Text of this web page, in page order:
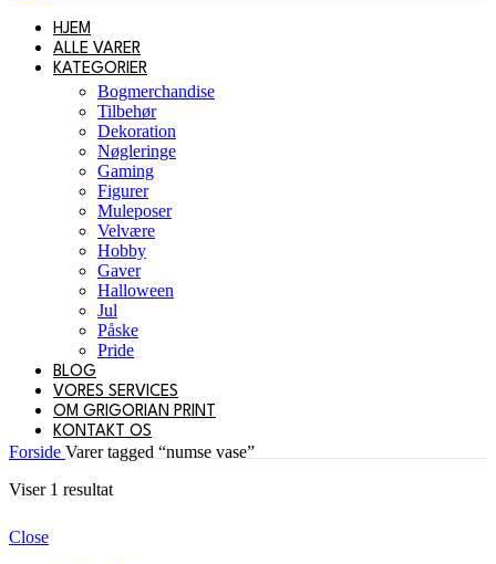
HJEM
ALLE VARER
KATEGORIER
Bogmerchandise
Tilbehør
Dekoration
Nøgleringe
Gaming
Figurer
Muleposer
Velvære
Hobby
Gaver
Halloween
Jul
Påske
Pride
BLOG
VORES SERVICES
OM GRIGORIAN PRINT
KONTAKT OS
Forside Varer tagged “numse vase”
Viser 1 resultat
Close